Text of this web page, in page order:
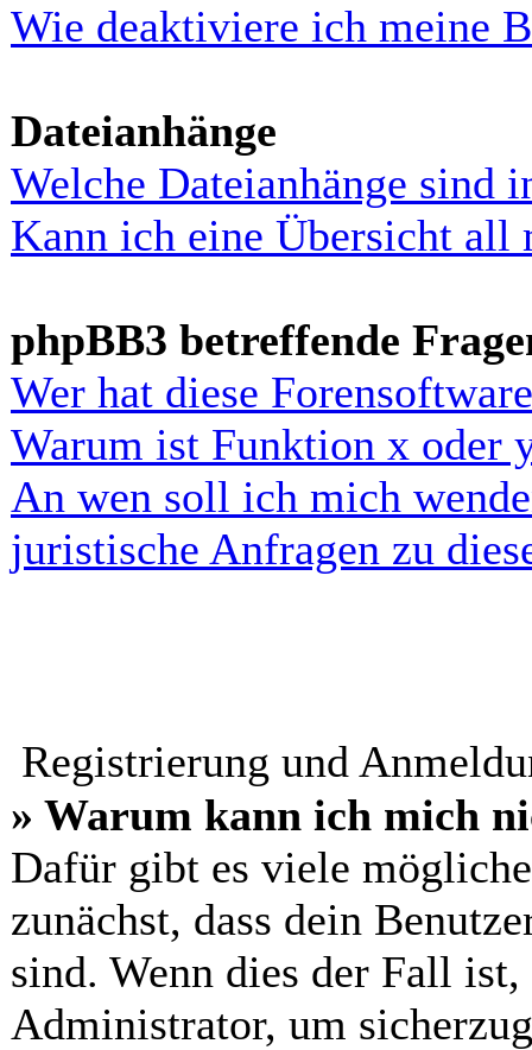
Wie deaktiviere ich meine
Dateianhänge
Welche Dateianhänge sind
Kann ich eine Übersicht all
phpBB3 betreffende
Wer hat diese
Warum ist Funktion x oder
An wen soll ich mich
juristische Anfragen zu
Registrierung und
» Warum kann ich mich
Dafür gibt es viele
zunächst, dass dein
sind. Wenn dies der Fall
Administrator, um